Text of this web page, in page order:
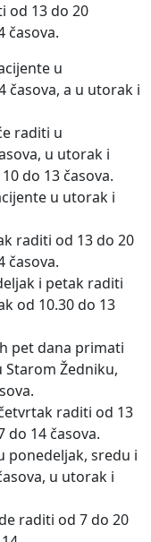
od 13 do 20
časova.
u
časova, a u utorak i
raditi u
u utorak i
do 13 časova.
u utorak i
raditi od 13 do 20
časova.
i petak raditi
od 10.30 do 13
pet dana primati
Starom Žedniku,
raditi od 13
do 14 časova.
ponedeljak, sredu i
u utorak i
raditi od 7 do 20